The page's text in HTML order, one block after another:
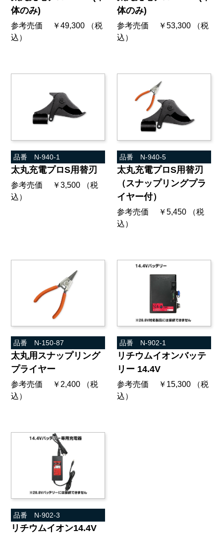
体のみ)
参考売価 ￥49,300 （税
込）
体のみ)
参考売価 ￥53,300 （税
込）
品番 N-940-1
太丸充電プロS用替刃
参考売価 ￥3,500 （税
込）
品番 N-940-5
太丸充電プロS用替刃
（スナップリングプラ
イヤー付）
参考売価 ￥5,450 （税
込）
品番 N-150-87
太丸用スナップリング
プライヤー
参考売価 ￥2,400 （税
込）
品番 N-902-1
リチウムイオンバッテ
リー 14.4V
参考売価 ￥15,300 （税
込）
品番 N-902-3
リチウムイオン14.4V